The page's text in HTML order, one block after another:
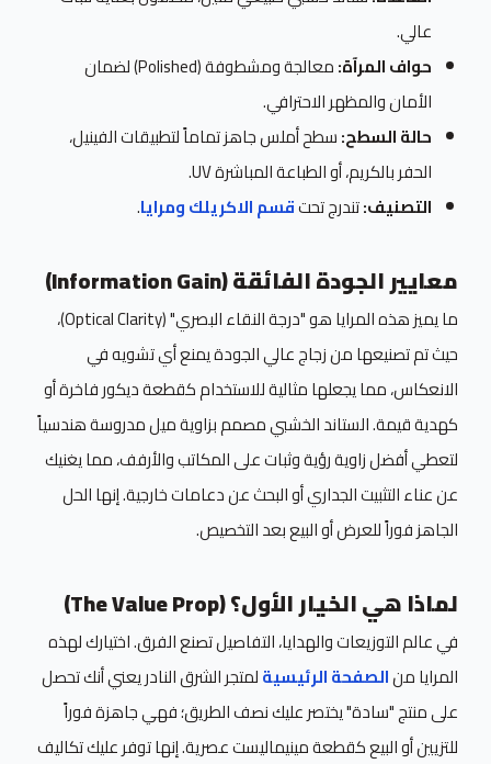
عالي.
حواف المرآة:
معالجة ومشطوفة (Polished) لضمان
الأمان والمظهر الاحترافي.
حالة السطح:سطح أملس جاهز تماماً لتطبيقات الفينيل،
الحفر بالكريم، أو الطباعة المباشرة UV.
التصنيف:تندرج تحتقسم الاكريلك ومرايا.
معايير الجودة الفائقة (Information Gain)
ما يميز هذه المرايا هو "درجة النقاء البصري" (Optical Clarity)،
حيث تم تصنيعها من زجاج عالي الجودة يمنع أي تشويه في
الانعكاس، مما يجعلها مثالية للاستخدام كقطعة ديكور فاخرة أو
كهدية قيمة. الستاند الخشبي مصمم بزاوية ميل مدروسة هندسياً
لتعطي أفضل زاوية رؤية وثبات على المكاتب والأرفف، مما يغنيك
عن عناء التثبيت الجداري أو البحث عن دعامات خارجية. إنها الحل
الجاهز فوراً للعرض أو البيع بعد التخصيص.
لماذا هي الخيار الأول؟ (The Value Prop)
في عالم التوزيعات والهدايا، التفاصيل تصنع الفرق. اختيارك لهذه
المرايا منالصفحة الرئيسيةلمتجر الشرق النادر يعني أنك تحصل
على منتج "سادة" يختصر عليك نصف الطريق؛ فهي جاهزة فوراً
للتزيين أو البيع كقطعة مينيماليست عصرية. إنها توفر عليك تكاليف